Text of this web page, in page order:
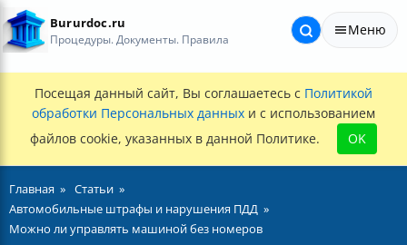
Bururdoc.ru
Процедуры. Документы. Правила
Меню
Посещая данный сайт, Вы соглашаетесь с Политикой
обработки Персональных данных и с использованием
файлов cookie, указанных в данной Политике.
OK
Главная
Статьи
Автомобильные штрафы и нарушения ПДД
Можно ли управлять машиной без номеров